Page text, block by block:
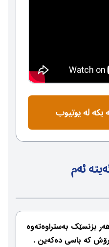
لە یوتیوب
ئەم
بزنسێك بەستراوەتەوە
فرۆش كە باسی دەكەین .